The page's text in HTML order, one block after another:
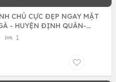
CHỦ CỰC ĐẸP NGAY MẶT
· 1